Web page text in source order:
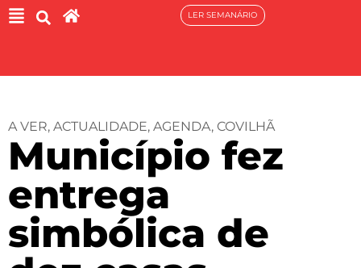
LER SEMANÁRIO
A VER, ACTUALIDADE, AGENDA, COVILHÃ
Município fez
entrega
simbólica de